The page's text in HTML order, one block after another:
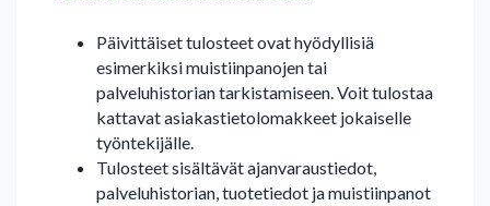
Päivittäiset tulosteet ovat hyödyllisiä
esimerkiksi muistiinpanojen tai
palveluhistorian tarkistamiseen. Voit tulostaa
kattavat asiakastietolomakkeet jokaiselle
työntekijälle.
Tulosteet sisältävät ajanvaraustiedot,
palveluhistorian, tuotetiedot ja muistiinpanot